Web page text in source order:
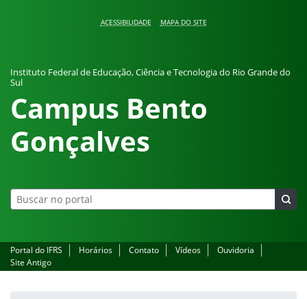
ACESSIBILIDADE MAPA DO SITE
Instituto Federal de Educação, Ciência e Tecnologia do Rio Grande do
Sul
Campus Bento
Gonçalves
Portal do IFRS Horários Contato Vídeos
Ouvidoria
Site Antigo